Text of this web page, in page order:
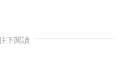
下閱讀